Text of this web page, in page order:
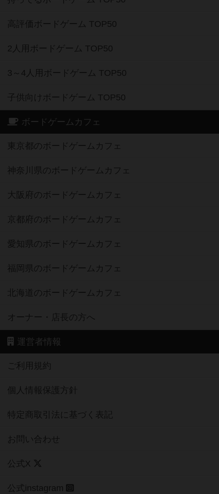
高評価ボードゲーム TOP50
2人用ボードゲーム TOP50
3～4人用ボードゲーム TOP50
子供向けボードゲーム TOP50
ボードゲームカフェ
東京都のボードゲームカフェ
神奈川県のボードゲームカフェ
大阪府のボードゲームカフェ
京都府のボードゲームカフェ
愛知県のボードゲームカフェ
福岡県のボードゲームカフェ
北海道のボードゲームカフェ
オーナー・店長の方へ
運営者情報
ご利用規約
個人情報保護方針
特定商取引法に基づく表記
お問い合わせ
公式X
公式instagram